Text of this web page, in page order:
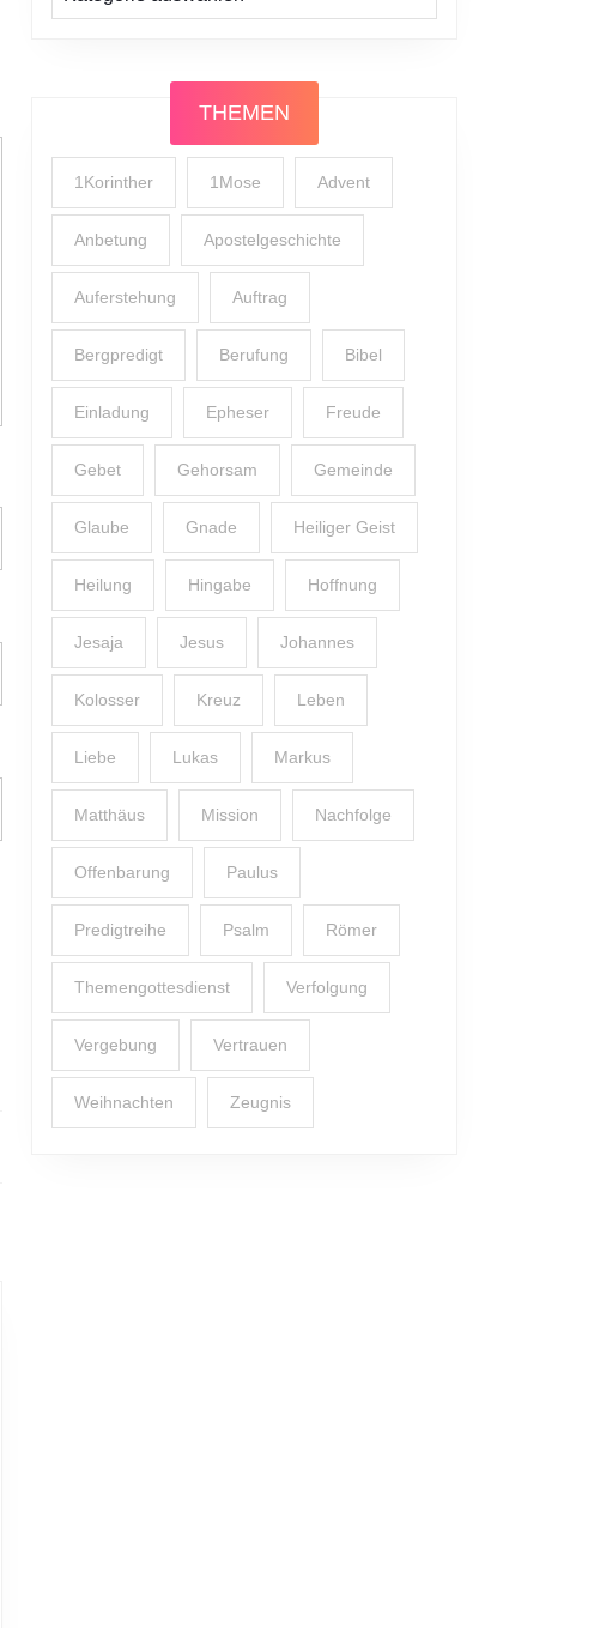
THEMEN
1Korinther 1Mose Advent
Anbetung Apostelgeschichte
Auferstehung Auftrag
Bergpredigt Berufung Bibel
Einladung Epheser Freude
Gebet Gehorsam Gemeinde
Glaube Gnade Heiliger Geist
Heilung Hingabe Hoffnung
Jesaja Jesus Johannes
Kolosser Kreuz Leben
Liebe Lukas Markus
Matthäus Mission Nachfolge
Offenbarung Paulus
Predigtreihe Psalm Römer
Themengottesdienst Verfolgung
Vergebung Vertrauen
Weihnachten Zeugnis